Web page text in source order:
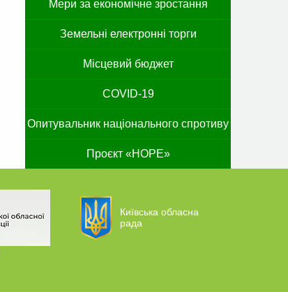
Мери за економічне зростання
Земельні електронні торги
Місцевий бюджет
COVID-19
Опитувальник національного спротиву
Проєкт «HOPE»
Київська обласна
рада